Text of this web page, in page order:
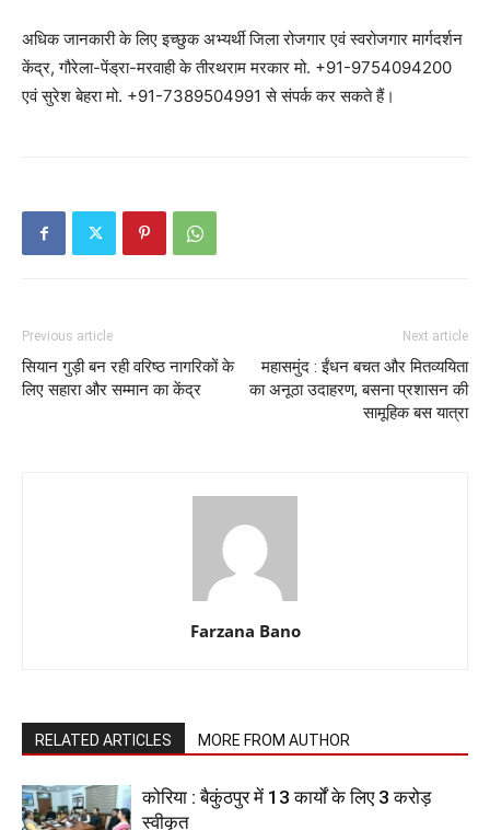
अधिक जानकारी के लिए इच्छुक अभ्यर्थी जिला रोजगार एवं स्वरोजगार मार्गदर्शन
केंद्र, गौरेला-पेंड्रा-मरवाही के तीरथराम मरकार मो. +91-9754094200
एवं सुरेश बेहरा मो. +91-7389504991 से संपर्क कर सकते हैं।
Previous article
सियान गुड़ी बन रही वरिष्ठ नागरिकों के
लिए सहारा और सम्मान का केंद्र
Next article
महासमुंद : ईंधन बचत और मितव्ययिता
का अनूठा उदाहरण, बसना प्रशासन की
सामूहिक बस यात्रा
Farzana Bano
RELATED ARTICLES MORE FROM AUTHOR
कोरिया : बैकुंठपुर में 13 कार्यों के लिए 3 करोड़
स्वीकृत